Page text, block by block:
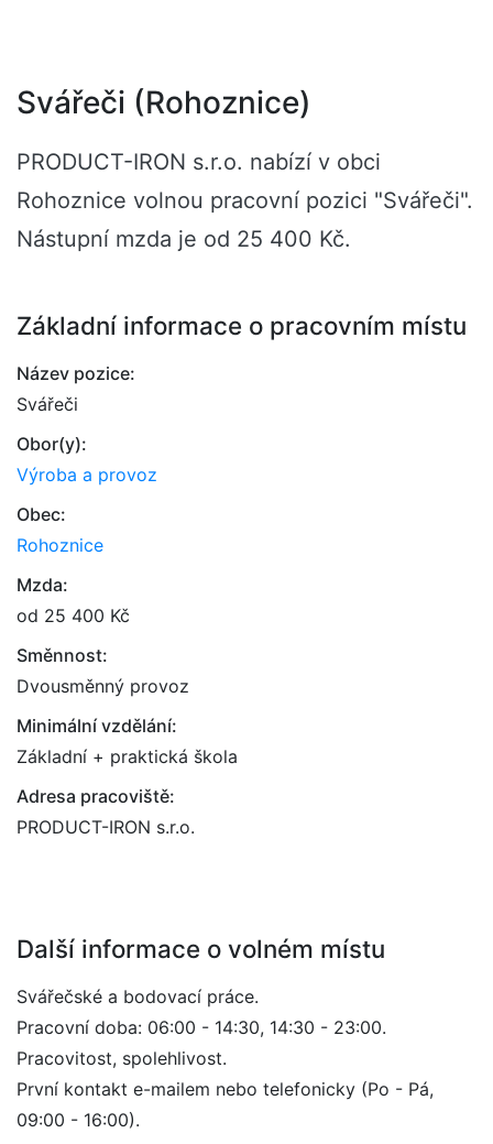
Svářeči (Rohoznice)
PRODUCT-IRON s.r.o. nabízí v obci
Rohoznice volnou pracovní pozici "Svářeči".
Nástupní mzda je od 25 400 Kč.
Základní informace o pracovním místu
Název pozice:
Svářeči
Obor(y):
Výroba a provoz
Obec:
Rohoznice
Mzda:
od 25 400 Kč
Směnnost:
Dvousměnný provoz
Minimální vzdělání:
Základní + praktická škola
Adresa pracoviště:
PRODUCT-IRON s.r.o.
Další informace o volném místu
Svářečské a bodovací práce.
Pracovní doba: 06:00 - 14:30, 14:30 - 23:00.
Pracovitost, spolehlivost.
První kontakt e-mailem nebo telefonicky (Po - Pá,
09:00 - 16:00).